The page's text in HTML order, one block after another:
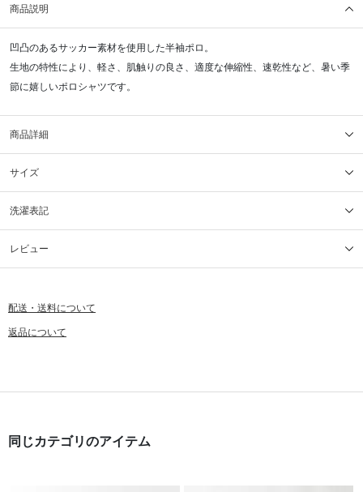
商品説明
凹凸のあるサッカー素材を使用した半袖ポロ。
生地の特性により、軽さ、肌触りの良さ、適度な伸縮性、速乾性など、暑い季
節に嬉しいポロシャツです。
商品詳細
サイズ
洗濯表記
レビュー
配送・送料について
返品について
同じカテゴリのアイテム